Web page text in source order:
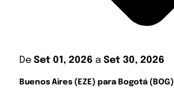
De Set 01, 2026 a Set 30, 2026
Buenos Aires (EZE) para Bogotá (BOG)